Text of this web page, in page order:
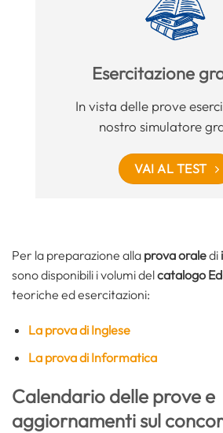
Esercitazione
In vista delle prove
nostro simulatore
VAI AL TEST
Per la preparazione alla prova oraledi
sono disponibili i volumi delcatalogo
teoriche ed esercitazioni:
La prova di Inglese
La prova di Informatica
Calendario delle prove e
aggiornamenti sul